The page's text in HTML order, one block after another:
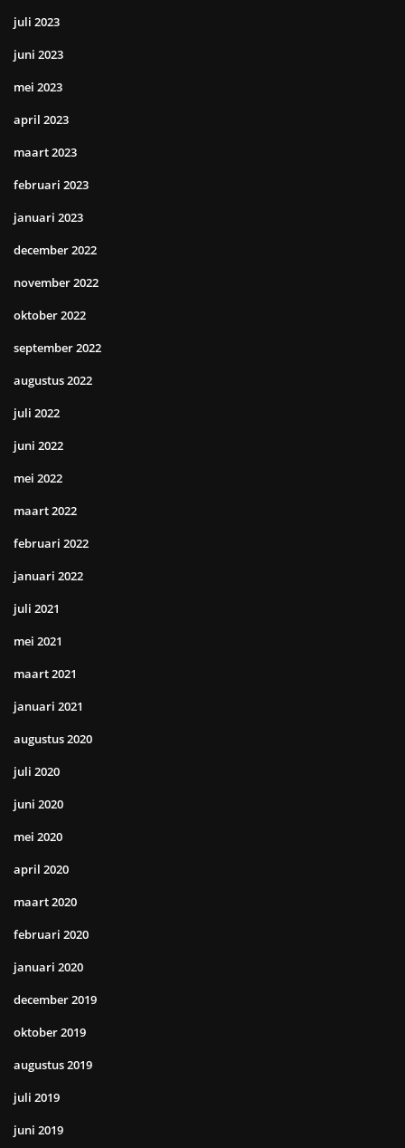
juli 2023
juni 2023
mei 2023
april 2023
maart 2023
februari 2023
januari 2023
december 2022
november 2022
oktober 2022
september 2022
augustus 2022
juli 2022
juni 2022
mei 2022
maart 2022
februari 2022
januari 2022
juli 2021
mei 2021
maart 2021
januari 2021
augustus 2020
juli 2020
juni 2020
mei 2020
april 2020
maart 2020
februari 2020
januari 2020
december 2019
oktober 2019
augustus 2019
juli 2019
juni 2019